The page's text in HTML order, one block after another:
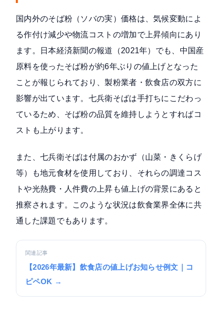
国内外のそば粉（ソバの実）価格は、気候変動によ
る作付け減少や物流コストの増加で上昇傾向にあり
ます。
日本経済新聞の報道（2021年） でも、中国産
原料を使ったそば粉が約6年ぶりの値上げとなった
ことが報じられており、製粉業者・飲食店の双方に
影響が出ています。七兵衛そばは手打ちにこだわっ
ているため、そば粉の品質を維持しようとすればコ
ストも上がります。
また、七兵衛そばは付属のおかず（山菜・きくらげ
等）も地元食材を使用しており、それらの調達コス
トや光熱費・人件費の上昇も値上げの背景にあると
推察されます。このような状況は飲食業界全体に共
通した課題でもあります。
関連記事
【2026年最新】飲食店の値上げお知らせ例文｜コ
ピペOK →